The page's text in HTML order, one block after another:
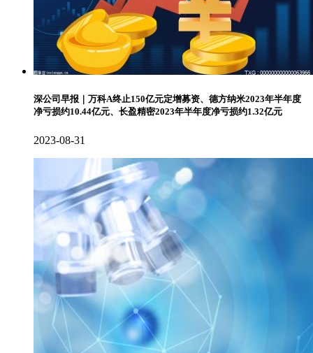
深公司早报｜万科A终止150亿元定增募资、德方纳米2023年半年度
净亏损约10.44亿元、长盈精密2023年半年度净亏损约1.32亿元
2023-08-31